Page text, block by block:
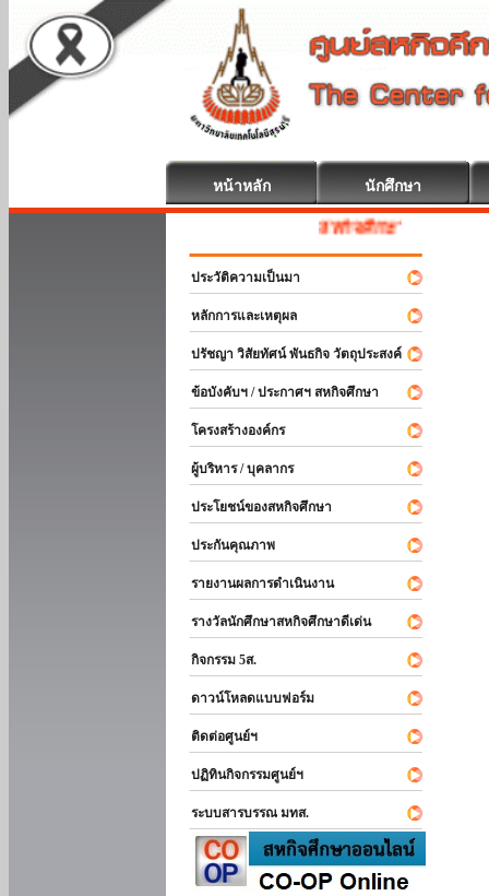
หน้าหลัก นักศึกษา
สหกิจศึกษา ยินดีต้อนรับ
ประวัติความเป็นมา
หลักการและเหตุผล
ปรัชญา วิสัยทัศน์ พันธกิจ วัตถุประสงค์
ข้อบังคับฯ / ประกาศฯ สหกิจศึกษา
โครงสร้างองค์กร
ผู้บริหาร / บุคลากร
ประโยชน์ของสหกิจศึกษา
ประกันคุณภาพ
รายงานผลการดำเนินงาน
รางวัลนักศึกษาสหกิจศึกษาดีเด่น
กิจกรรม 5ส.
ดาวน์โหลดแบบฟอร์ม
ติดต่อศูนย์ฯ
ปฏิทินกิจกรรมศูนย์ฯ
ระบบสารบรรณ มทส.